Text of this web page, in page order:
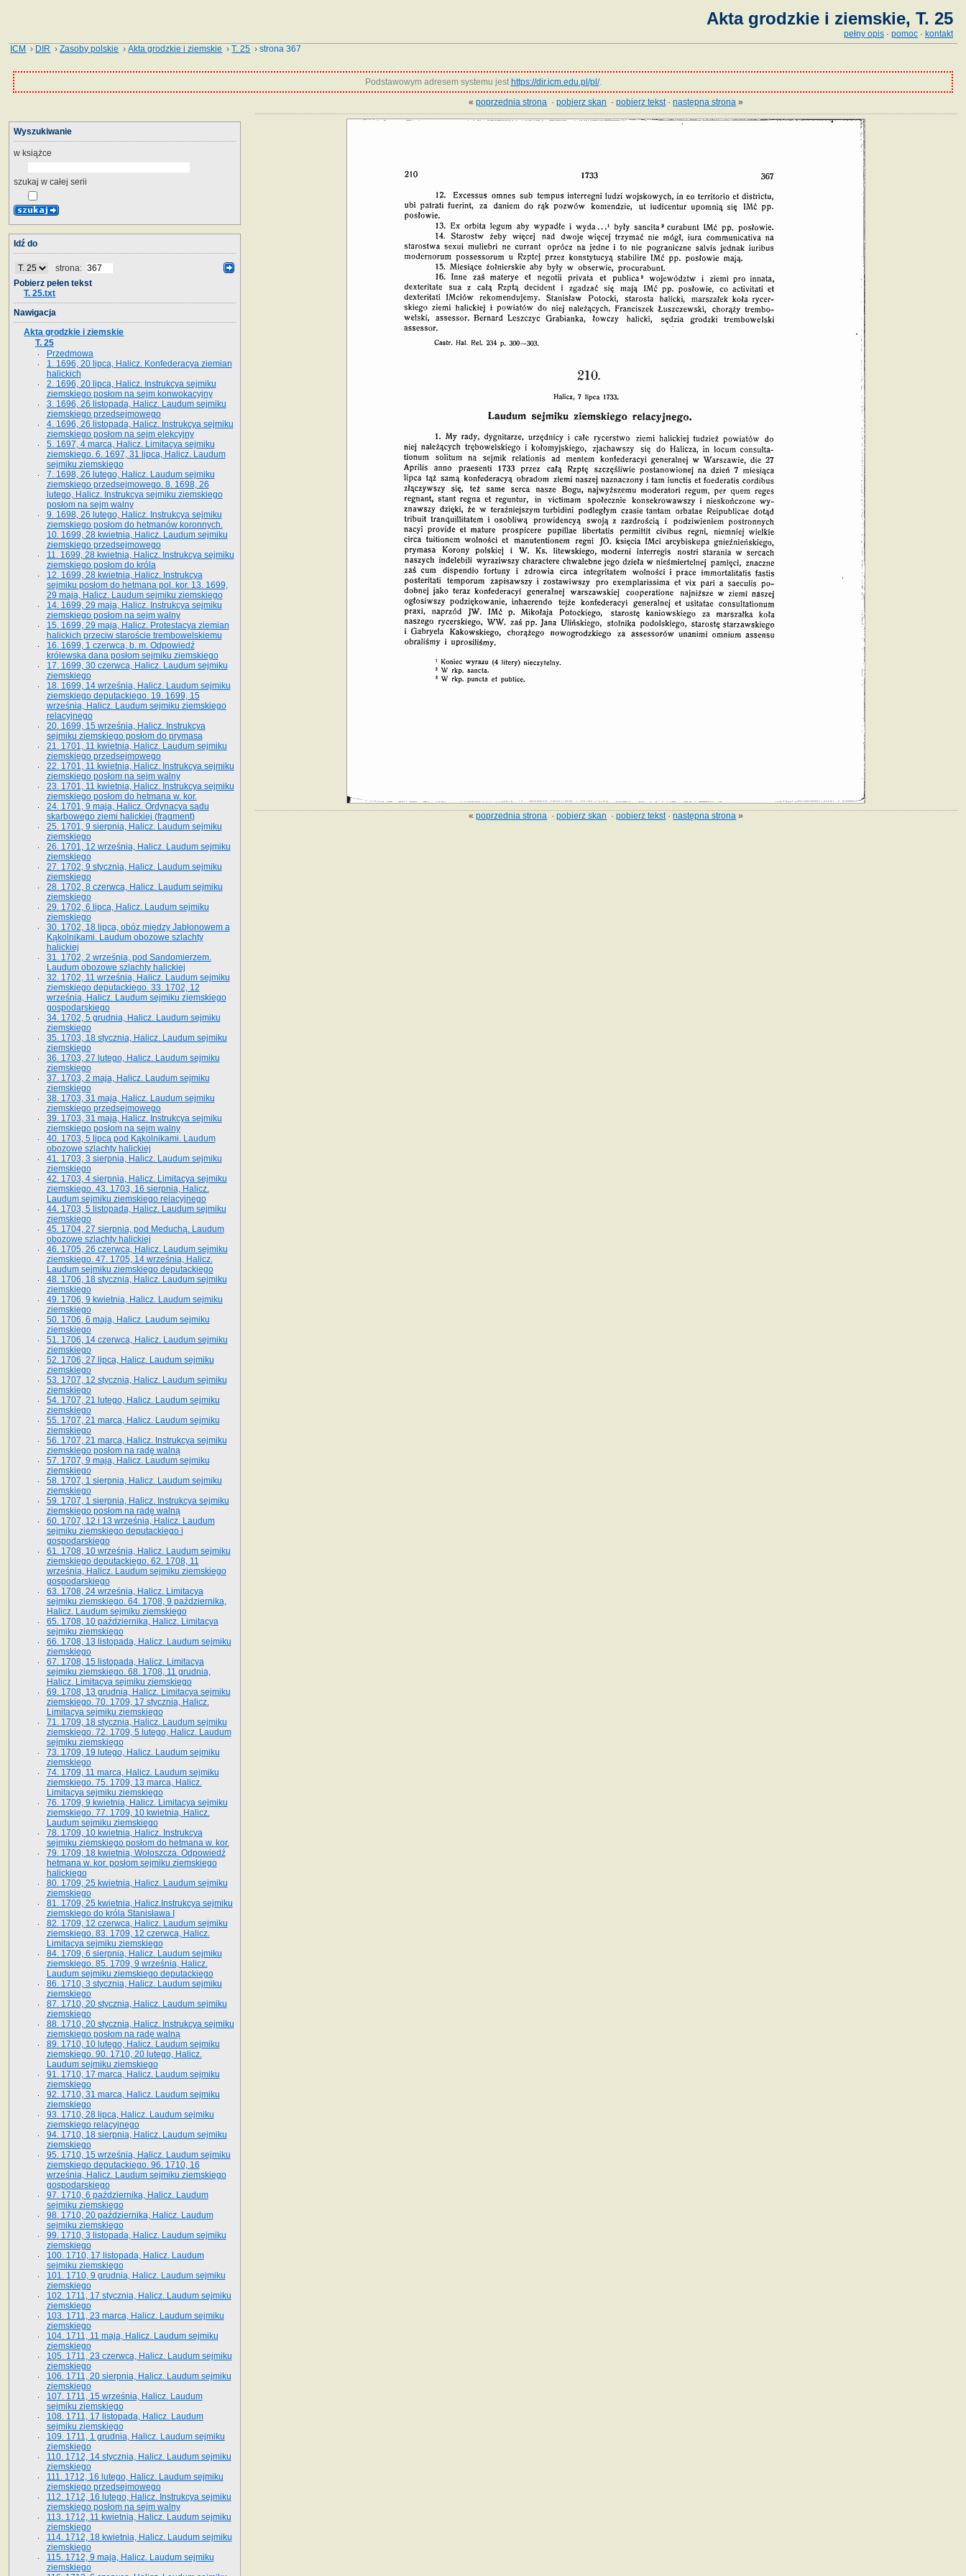
Akta grodzkie i ziemskie, T. 25
pełny opis · pomoc · kontakt
ICM › DIR ›Zasoby polskie ›Akta grodzkie i ziemskie ›T. 25 › strona 367
Podstawowym adresem systemu jest https://dir.icm.edu.pl/pl/.
«poprzednia strona ·pobierz skan ·pobierz tekst·następna strona »
«poprzednia strona ·pobierz skan ·pobierz tekst·następna strona »
Wyszukiwanie
w książce
szukaj w całej serii
Idź do
strona:
Pobierz pełen tekst
T. 25.txt
Nawigacja
Akta grodzkie i ziemskie
T. 25
Przedmowa
1. 1696, 20 lipca, Halicz. Konfederacya ziemian
halickich
2. 1696, 20 lipca, Halicz. Instrukcya sejmiku
ziemskiego posłom na sejm konwokacyjny
3. 1696, 26 listopada, Halicz. Laudum sejmiku
ziemskiego przedsejmowego
4. 1696, 26 listopada, Halicz. Instrukcya sejmiku
ziemskiego posłom na sejm elekcyjny
5. 1697, 4 marca, Halicz. Limitacya sejmiku
ziemskiego. 6. 1697, 31 lipca, Halicz. Laudum
sejmiku ziemskiego
7. 1698, 26 lutego, Halicz. Laudum sejmiku
ziemskiego przedsejmowego. 8. 1698, 26
lutego, Halicz. Instrukcya sejmiku ziemskiego
posłom na sejm walny
9. 1698, 26 lutego, Halicz. Instrukcya sejmiku
ziemskiego posłom do hetmanów koronnych.
10. 1699, 28 kwietnia, Halicz. Laudum sejmiku
ziemskiego przedsejmowego
11. 1699, 28 kwietnia, Halicz. Instrukcya sejmiku
ziemskiego posłom do króla
12. 1699, 28 kwietnia, Halicz. Instrukcya
sejmiku posłom do hetmana pol. kor. 13. 1699,
29 maja, Halicz. Laudum sejmiku ziemskiego
14. 1699, 29 maja, Halicz. Instrukcya sejmiku
ziemskiego posłom na sejm walny
15. 1699, 29 maja, Halicz. Protestacya ziemian
halickich przeciw staroście trembowelskiemu
16. 1699, 1 czerwca, b. m. Odpowiedź
królewska dana posłom sejmiku ziemskiego
17. 1699, 30 czerwca, Halicz. Laudum sejmiku
ziemskiego
18. 1699, 14 września, Halicz. Laudum sejmiku
ziemskiego deputackiego. 19. 1699, 15
września, Halicz. Laudum sejmiku ziemskiego
relacyjnego
20. 1699, 15 września, Halicz. Instrukcya
sejmiku ziemskiego posłom do prymasa
21. 1701, 11 kwietnia, Halicz. Laudum sejmiku
ziemskiego przedsejmowego
22. 1701, 11 kwietnia, Halicz. Instrukcya sejmiku
ziemskiego posłom na sejm walny
23. 1701, 11 kwietnia, Halicz. Instrukcya sejmiku
ziemskiego posłom do hetmana w. kor.
24. 1701, 9 maja, Halicz. Ordynacya sądu
skarbowego ziemi halickiej (fragment)
25. 1701, 9 sierpnia, Halicz. Laudum sejmiku
ziemskiego
26. 1701, 12 września, Halicz. Laudum sejmiku
ziemskiego
27. 1702, 9 stycznia, Halicz. Laudum sejmiku
ziemskiego
28. 1702, 8 czerwca, Halicz. Laudum sejmiku
ziemskiego
29. 1702, 6 lipca, Halicz. Laudum sejmiku
ziemskiego
30. 1702, 18 lipca, obóz między Jabłonowem a
Kąkolnikami. Laudum obozowe szlachty
halickiej
31. 1702, 2 września, pod Sandomierzem.
Laudum obozowe szlachty halickiej
32. 1702, 11 września, Halicz. Laudum sejmiku
ziemskiego deputackiego. 33. 1702, 12
września, Halicz. Laudum sejmiku ziemskiego
gospodarskiego
34. 1702, 5 grudnia, Halicz. Laudum sejmiku
ziemskiego
35. 1703, 18 stycznia, Halicz. Laudum sejmiku
ziemskiego
36. 1703, 27 lutego, Halicz. Laudum sejmiku
ziemskiego
37. 1703, 2 maja, Halicz. Laudum sejmiku
ziemskiego
38. 1703, 31 maja, Halicz. Laudum sejmiku
ziemskiego przedsejmowego
39. 1703, 31 maja, Halicz. Instrukcya sejmiku
ziemskiego posłom na sejm walny
40. 1703, 5 lipca pod Kąkolnikami. Laudum
obozowe szlachty halickiej
41­. 1703, 3 sierpnia, Halicz. Laudum sejmiku
ziemskiego
42. 1703, 4 sierpnia, Halicz. Limitacya sejmiku
ziemskiego. 43. 1703, 16 sierpnia, Halicz.
Laudum sejmiku ziemskiego relacyjnego
44. 1703, 5 listopada, Halicz. Laudum sejmiku
ziemskiego
45. 1704, 27 sierpnia, pod Meduchą. Laudum
obozowe szlachty halickiej
46. 1705, 26 czerwca, Halicz. Laudum sejmiku
ziemskiego. 47. 1705, 14 września, Halicz.
Laudum sejmiku ziemskiego deputackiego
48. 1706, 18 stycznia, Halicz. Laudum sejmiku
ziemskiego
49. 1706, 9 kwietnia, Halicz. Laudum sejmiku
ziemskiego
50. 1706, 6 maja, Halicz. Laudum sejmiku
ziemskiego
51. 1706, 14 czerwca, Halicz. Laudum sejmiku
ziemskiego
52. 1706, 27 lipca, Halicz. Laudum sejmiku
ziemskiego
53. 1707, 12 stycznia, Halicz. Laudum sejmiku
ziemskiego
54. 1707, 21 lutego, Halicz. Laudum sejmiku
ziemskiego
55. 1707, 21 marca, Halicz. Laudum sejmiku
ziemskiego
56. 1707, 21 marca, Halicz. Instrukcya sejmiku
ziemskiego posłom na radę walną
57. 1707, 9 maja, Halicz. Laudum sejmiku
ziemskiego
58. 1707, 1 sierpnia, Halicz. Laudum sejmiku
ziemskiego
59. 1707, 1 sierpnia, Halicz. Instrukcya sejmiku
ziemskiego posłom na radę walną
60. 1707, 12 i 13 września, Halicz. Laudum
sejmiku ziemskiego deputackiego i
gospodarskiego
61. 1708, 10 września, Halicz. Laudum sejmiku
ziemskiego deputackiego. 62. 1708, 11
września, Halicz. Laudum sejmiku ziemskiego
gospodarskiego
63. 1708, 24 września, Halicz. Limitacya
sejmiku ziemskiego. 64. 1708, 9 października,
Halicz. Laudum sejmiku ziemskiego
65­. 1708, 10 października, Halicz. Limitacya
sejmiku ziemskiego
66. 1708, 13 listopada, Halicz. Laudum sejmiku
ziemskiego
67. 1708, 15 listopada, Halicz. Limitacya
sejmiku ziemskiego. 68. 1708, 11 grudnia,
Halicz. Limitacya sejmiku ziemskiego
69. 1708, 13 grudnia, Halicz. Limitacya sejmiku
ziemskiego. 70. 1709, 17 stycznia, Halicz.
Limitacya sejmiku ziemskiego
71. 1709, 18 stycznia, Halicz. Laudum sejmiku
ziemskiego. 72. 1709, 5 lutego, Halicz. Laudum
sejmiku ziemskiego
73. 1709, 19 lutego, Halicz. Laudum sejmiku
ziemskiego
74. 1709, 11 marca, Halicz. Laudum sejmiku
ziemskiego. 75. 1709, 13 marca, Halicz.
Limitacya sejmiku ziemskiego
76. 1709, 9 kwietnia, Halicz. Limitacya sejmiku
ziemskiego. 77. 1709, 10 kwietnia, Halicz.
Laudum sejmiku ziemskiego
78. 1709, 10 kwietnia, Halicz. Instrukcya
sejmiku ziemskiego posłom do hetmana w. kor.
79. 1709, 18 kwietnia, Wołoszcza. Odpowiedź
hetmana w. kor. posłom sejmiku ziemskiego
halickiego
80. 1709, 25 kwietnia, Halicz. Laudum sejmiku
ziemskiego
81. 1709, 25 kwietnia, Halicz.Instrukcya sejmiku
ziemskiego do króla Stanisława I
82. 1709, 12 czerwca, Halicz. Laudum sejmiku
ziemskiego. 83. 1709, 12 czerwca, Halicz.
Limitacya sejmiku ziemskiego
84. 1709, 6 sierpnia, Halicz. Laudum sejmiku
ziemskiego. 85. 1709, 9 września, Halicz.
Laudum sejmiku ziemskiego deputackiego
86. 1710, 3 stycznia, Halicz. Laudum sejmiku
ziemskiego
87. 1710, 20 stycznia, Halicz. Laudum sejmiku
ziemskiego
88. 1710, 20 stycznia, Halicz. Instrukcya sejmiku
ziemskiego posłom na radę walną
89. 1710, 10 lutego, Halicz. Laudum sejmiku
ziemskiego. 90. 1710, 20 lutego, Halicz.
Laudum sejmiku ziemskiego
91. 1710, 17 marca, Halicz. Laudum sejmiku
ziemskiego
92. 1710, 31 marca, Halicz. Laudum sejmiku
ziemskiego
93. 1710, 28 lipca, Halicz. Laudum sejmiku
ziemskiego relacyjnego
94. 1710, 18 sierpnia, Halicz. Laudum sejmiku
ziemskiego
95. 1710, 15 września, Halicz. Laudum sejmiku
ziemskiego deputackiego. 96. 1710, 16
września, Halicz. Laudum sejmiku ziemskiego
gospodarskiego
97. 1710, 6 października, Halicz. Laudum
sejmiku ziemskiego
98. 1710, 20 października, Halicz. Laudum
sejmiku ziemskiego
99. 1710, 3 listopada, Halicz. Laudum sejmiku
ziemskiego
100. 1710, 17 listopada, Halicz. Laudum
sejmiku ziemskiego
101. 1710, 9 grudnia, Halicz. Laudum sejmiku
ziemskiego
102. 1711, 17 stycznia, Halicz. Laudum sejmiku
ziemskiego
103. 1711, 23 marca, Halicz. Laudum sejmiku
ziemskiego
104. 1711, 11 maja, Halicz. Laudum sejmiku
ziemskiego
105. 1711, 23 czerwca, Halicz. Laudum sejmiku
ziemskiego
106. 1711, 20 sierpnia, Halicz. Laudum sejmiku
ziemskiego
107. 1711, 15 września, Halicz. Laudum
sejmiku ziemskiego
108. 1711, 17 listopada, Halicz. Laudum
sejmiku ziemskiego
109. 1711, 1 grudnia, Halicz. Laudum sejmiku
ziemskiego
110. 1712, 14 stycznia, Halicz. Laudum sejmiku
ziemskiego
111. 1712, 16 lutego, Halicz. Laudum sejmiku
ziemskiego przedsejmowego
112. 1712, 16 lutego, Halicz. Instrukcya sejmiku
ziemskiego posłom na sejm walny
113. 1712, 11 kwietnia, Halicz. Laudum sejmiku
ziemskiego
114. 1712, 18 kwietnia, Halicz. Laudum sejmiku
ziemskiego
115. 1712, 9 maja, Halicz. Laudum sejmiku
ziemskiego